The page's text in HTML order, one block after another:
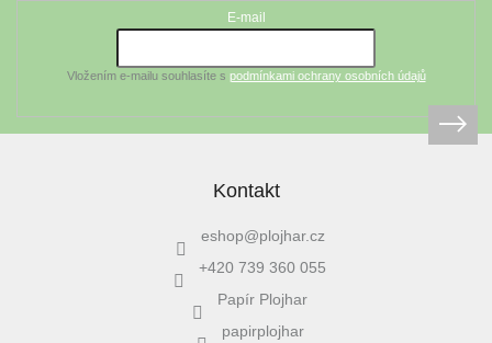
E-mail
Vložením e-mailu souhlasíte s podmínkami ochrany osobních údajů
Kontakt
eshop@plojhar.cz
+420 739 360 055
Papír Plojhar
papirplojhar